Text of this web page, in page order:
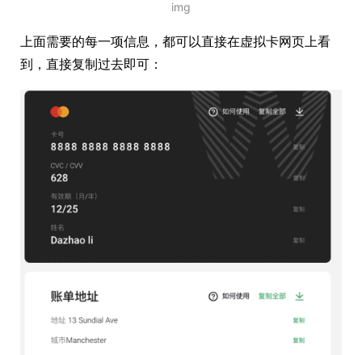
img
上面需要的每一项信息，都可以直接在虚拟卡网页上看
到，直接复制过去即可：